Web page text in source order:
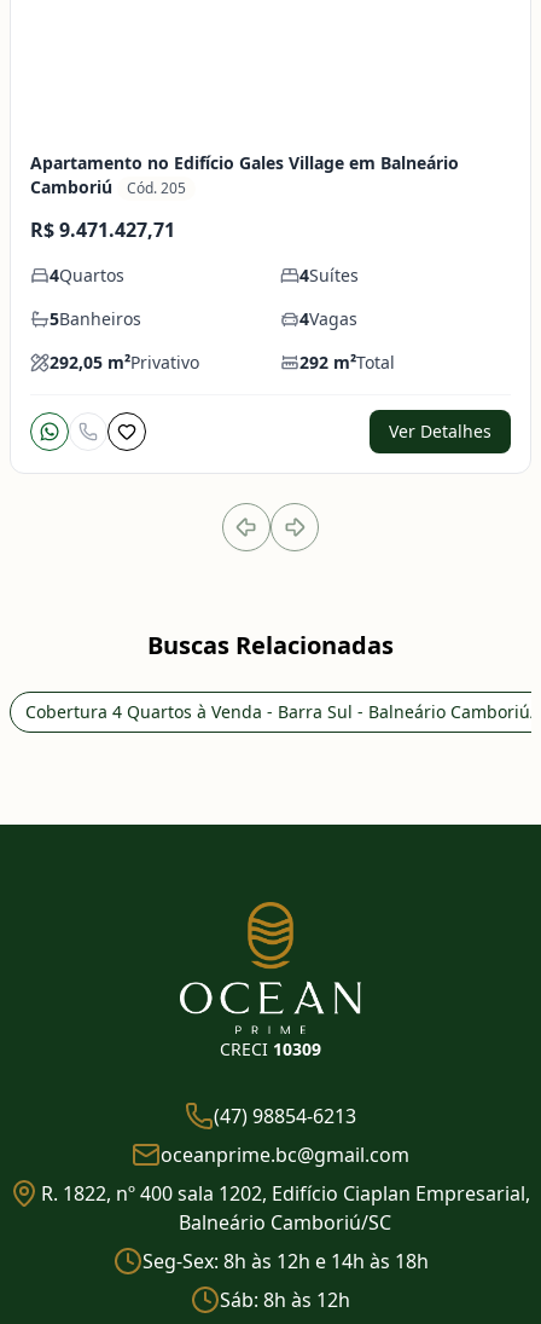
Apartamento no Edifício Gales Village em Balneário
Camboriú
Cód. 205
R$ 9.471.427,71
4Quartos 4Suítes
5Banheiros 4Vagas
292,05 m²Privativo 292 m²Total
Ver Detalhes
Buscas Relacionadas
Cobertura 4 Quartos à Venda - Barra Sul - Balneário Camboriú/
CRECI 10309
(47) 98854-6213
oceanprime.bc@gmail.com
R. 1822, nº 400 sala 1202, Edifício Ciaplan Empresarial,
Balneário Camboriú/SC
Seg-Sex: 8h às 12h e 14h às 18h
Sáb: 8h às 12h